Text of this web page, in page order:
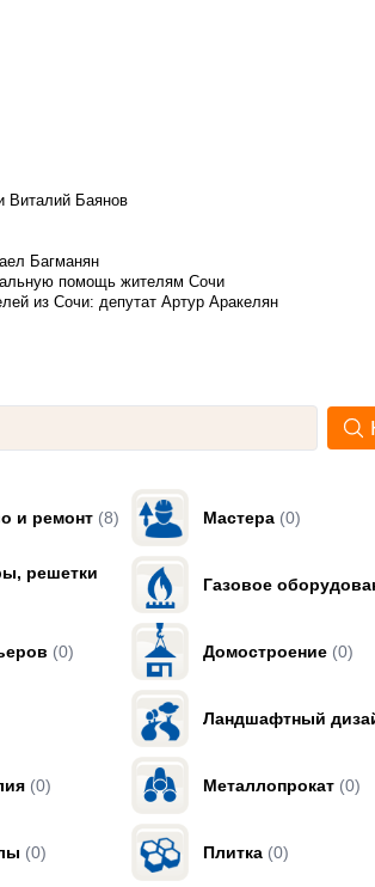
Виталий Баянов
Багманян
помощь жителям Сочи
из Сочи: депутат Артур Аракелян
и ремонт (8) Мастера (0)
решетки
Газовое
(0) Домостроение (0)
Ландшафтный
(0) Металлопрокат (0)
(0) Плитка (0)